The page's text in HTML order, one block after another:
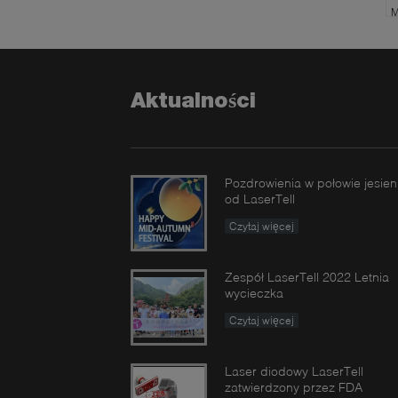
Aktualności
Pozdrowienia w połowie
od LaserTell
Czytaj więcej
Zespół LaserTell 2022 Letnia
wycieczka
Czytaj więcej
Laser diodowy LaserTell
zatwierdzony przez FDA